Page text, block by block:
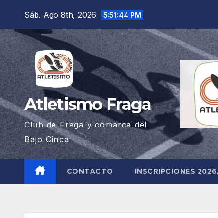
contenido
Sáb. Ago 8th, 2026 5:51:45 PM
Atletismo Fraga
Club de Fraga y comarca del
Bajo Cinca
CONTACTO INSCRIPCIONES